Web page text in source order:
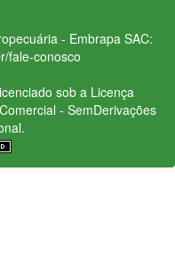
- Embrapa SAC:
fale-conosco
sob a Licença
- SemDerivações